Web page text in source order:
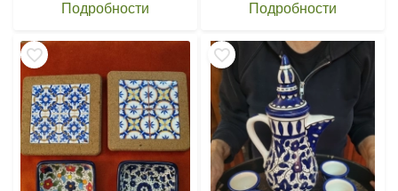
Подробности Подробности